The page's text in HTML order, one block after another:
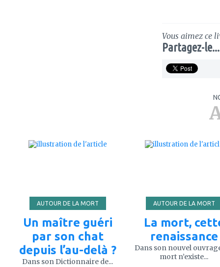
Vous aimez ce
Partagez-le...
AUTOUR DE LA MORT
Un maître guéri
par son chat
depuis l’au-delà ?
Dans son Dictionnaire de...
AUTOUR DE LA MORT
La mort,
renaissance
Dans son nouvel
mort n’existe...